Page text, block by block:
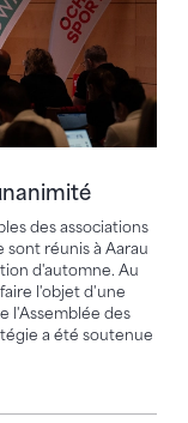
des associations
réunis à Aarau
d'automne. Au
l'objet d'une
l'Assemblée des
a été soutenue